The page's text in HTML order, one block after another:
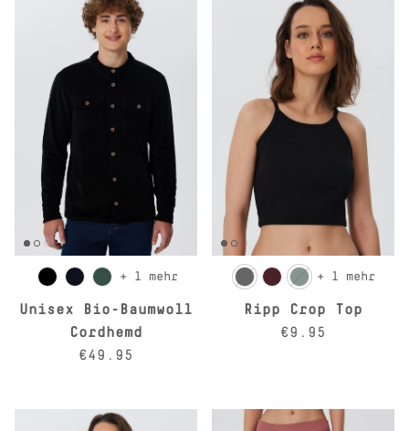
Unisex Bio-Baumwoll
Cordhemd
Normaler Preis
€49.95
+ 1 mehr
Ripp Crop Top
Normaler Preis
€9.95
+ 1 mehr